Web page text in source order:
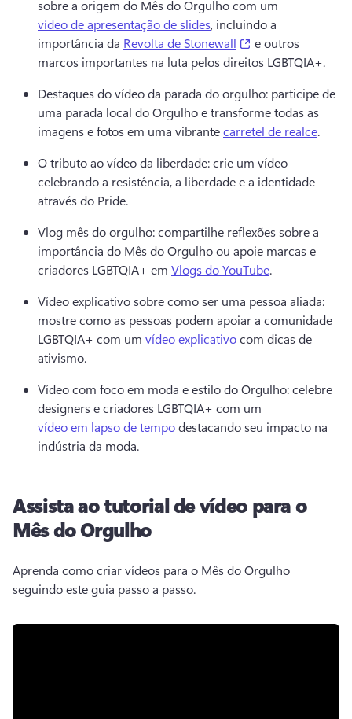
sobre a origem do Mês do Orgulho com um
vídeo de apresentação de slides, incluindo a
importância da Revolta de Stonewall (opens in a new
e outros
marcos importantes na luta pelos direitos LGBTQIA+.
Destaques do vídeo da parada do orgulho: participe de
uma parada local do Orgulho e transforme todas as
imagens e fotos em uma vibrante carretel de realce.
O tributo ao vídeo da liberdade: crie um vídeo
celebrando a resistência, a liberdade e a identidade
através do Pride.
Vlog mês do orgulho: compartilhe reflexões sobre a
importância do Mês do Orgulho ou apoie marcas e
criadores LGBTQIA+ em Vlogs do YouTube.
Vídeo explicativo sobre como ser uma pessoa aliada:
mostre como as pessoas podem apoiar a comunidade
LGBTQIA+ com um vídeo explicativo com dicas de
ativismo.
Vídeo com foco em moda e estilo do Orgulho: celebre
designers e criadores LGBTQIA+ com um
vídeo em lapso de tempo destacando seu impacto na
indústria da moda.
Assista ao tutorial de vídeo para o
Mês do Orgulho
Aprenda como criar vídeos para o Mês do Orgulho
seguindo este guia passo a passo.